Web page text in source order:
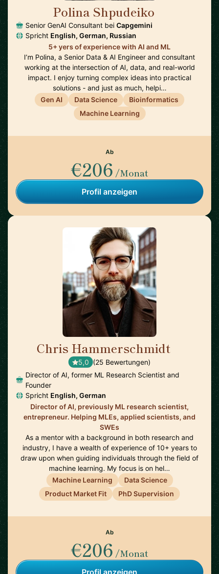
Polina Shpudeiko
Senior GenAI Consultant bei Capgemini
Spricht English, German, Russian
5+ yers of experience with AI and ML
I’m Polina, a Senior Data & AI Engineer and consultant
working at the intersection of AI, data, and real-world
impact. I enjoy turning complex ideas into practical
solutions - and just as much, helpi…
Gen AI
Data Science
Bioinformatics
Machine Learning
Ab
€206 /Monat
Profil anzeigen
Chris Hammerschmidt
5,0 (25 Bewertungen)
Director of AI, former ML Research Scientist and
Founder
Spricht English, German
Director of AI, previously ML research scientist,
entrepreneur. Helping MLEs, applied scientists, and
SWEs
As a mentor with a background in both research and
industry, I have a wealth of experience of 10+ years to
draw upon when guiding individuals through the field of
machine learning. My focus is on hel…
Machine Learning
Data Science
Product Market Fit
PhD Supervision
Ab
€206 /Monat
Profil anzeigen